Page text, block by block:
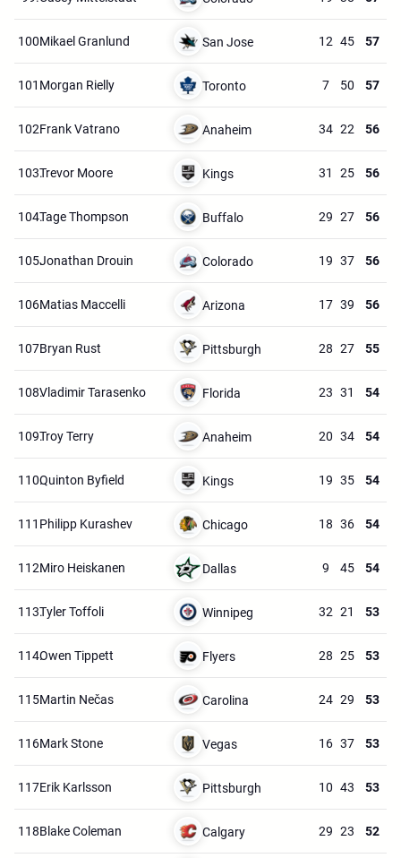
100.Mikael Granlund San Jose 12 45 57
101.Morgan Rielly Toronto 7 50 57
102.Frank Vatrano Anaheim 34 22 56
103.Trevor Moore Kings 31 25 56
104.Tage Thompson Buffalo 29 27 56
105.Jonathan Drouin Colorado 19 37 56
106.Matias Maccelli Arizona 17 39 56
107.Bryan Rust Pittsburgh 28 27 55
108.Vladimir Tarasenko Florida 23 31 54
109.Troy Terry Anaheim 20 34 54
110.Quinton Byfield Kings 19 35 54
111.Philipp Kurashev Chicago 18 36 54
112.Miro Heiskanen Dallas 9 45 54
113.Tyler Toffoli Winnipeg 32 21 53
114.Owen Tippett Flyers 28 25 53
115.Martin Nečas Carolina 24 29 53
116.Mark Stone Vegas 16 37 53
117.Erik Karlsson Pittsburgh 10 43 53
118.Blake Coleman Calgary 29 23 52